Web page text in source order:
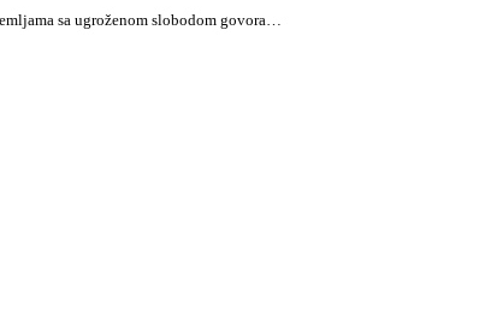
sa ugroženom slobodom govora…